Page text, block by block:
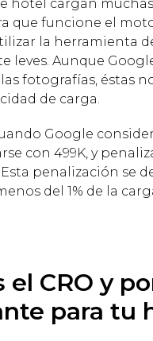
hotel cargan
que funcione el
la herramienta
leves. Aunque
fotografías, éstas
de carga.
Google
con 499K, y
penalización se
del 1% de la
el CRO y
para tu